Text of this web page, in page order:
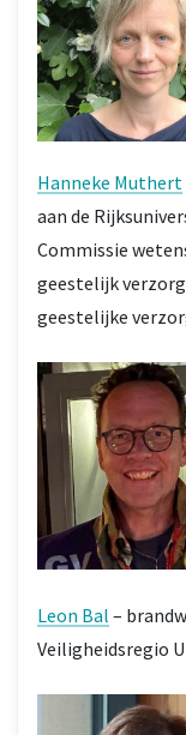
Hanneke Muthert
aan de
Commissie
geestelijk
geestelijke
Leon Bal –
Veiligheidsregio